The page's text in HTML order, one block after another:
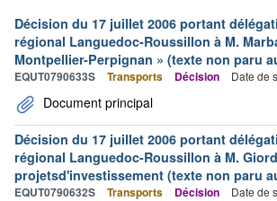
Décision du 17 juillet 2006 portant
régional Languedoc-Roussillon à M.
Montpellier-Perpignan » (texte non paru
EQUT0790633S Transports Décision Date de
Document principal
Décision du 17 juillet 2006 portant
régional Languedoc-Roussillon à M.
projetsd'investissement (texte non paru
EQUT0790632S Transports Décision Date de